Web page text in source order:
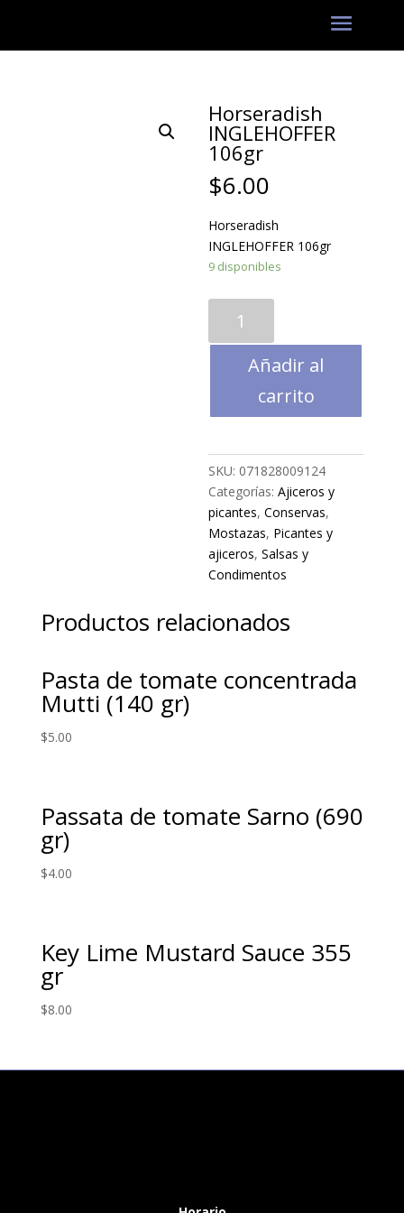
Horseradish
INGLEHOFFER
106gr
$6.00
Horseradish
INGLEHOFFER 106gr
9 disponibles
INGLEHOFFER
106gr
cantidadAñadir al
carrito
SKU: 071828009124
Categorías:Ajiceros y
picantes,Conservas,
Mostazas, Picantes y
ajiceros,Salsas y
Condimentos
Productos relacionados
Pasta de tomate concentrada
Mutti (140 gr)
$5.00
Passata de tomate Sarno (690
gr)
$4.00
Key Lime Mustard Sauce 355
gr
$8.00